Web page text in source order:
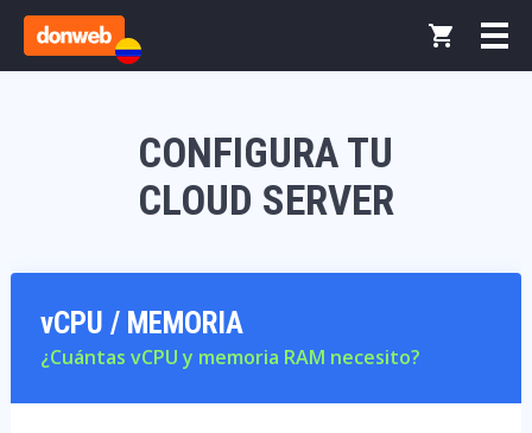
CONFIGURA TU
CLOUD SERVER
vCPU / MEMORIA
¿Cuántas vCPU y memoria RAM necesito?